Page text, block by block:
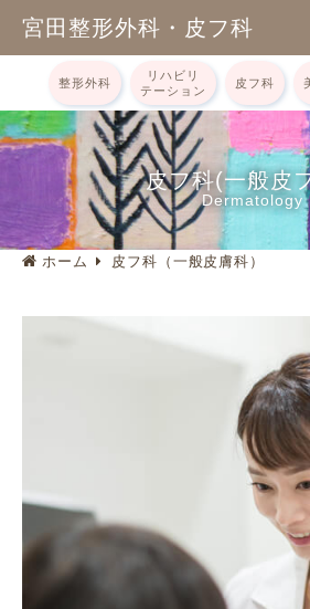
整形外科
リハビリ
テーション
皮フ科
宮田整形外科・皮フ科
皮フ科(一般皮
Dermatology
ホーム 皮フ科（一般皮膚科）